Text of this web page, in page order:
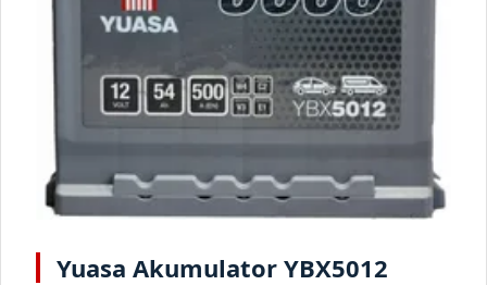
Yuasa Akumulator YBX5012